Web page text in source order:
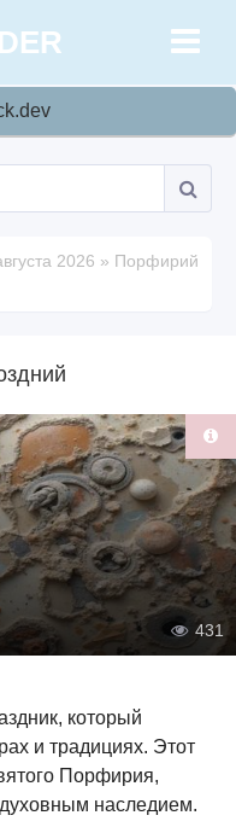
2026 » Порфирий
431
который
и традициях. Этот
Порфирия,
наследием.